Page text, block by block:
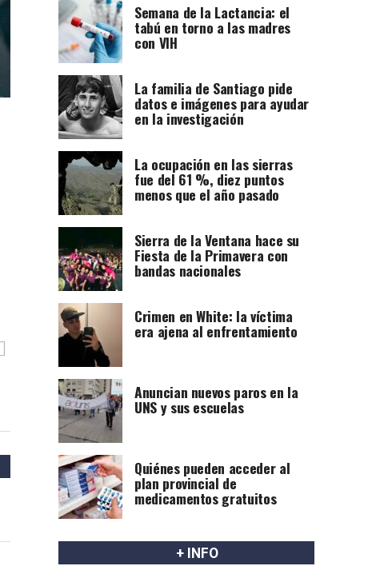
Semana de la Lactancia: el
tabú en torno a las madres
con VIH
La familia de Santiago pide
datos e imágenes para ayudar
en la investigación
La ocupación en las sierras
fue del 61 %, diez puntos
menos que el año pasado
Sierra de la Ventana hace su
Fiesta de la Primavera con
bandas nacionales
Crimen en White: la víctima
era ajena al enfrentamiento
Anuncian nuevos paros en la
UNS y sus escuelas
Quiénes pueden acceder al
plan provincial de
medicamentos gratuitos
+ INFO